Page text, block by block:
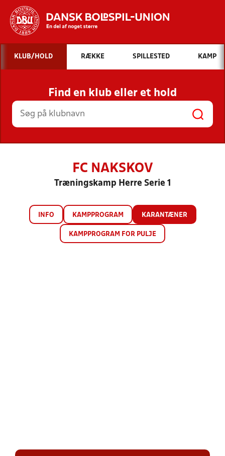
Hvad vil du søge efter?
INDHOLD OG NYHEDER
STILLINGER, RESULTATER, KLUBBER OG
HOLD
KLUB/HOLD RÆKKE SPILLESTED KAMP
Find en klub eller et hold
FC NAKSKOV
Træningskamp Herre Serie 1
INFO KAMPPROGRAM KARANTÆNER
KAMPPROGRAM FOR PULJE